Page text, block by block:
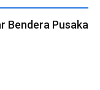
Bendera Pusaka